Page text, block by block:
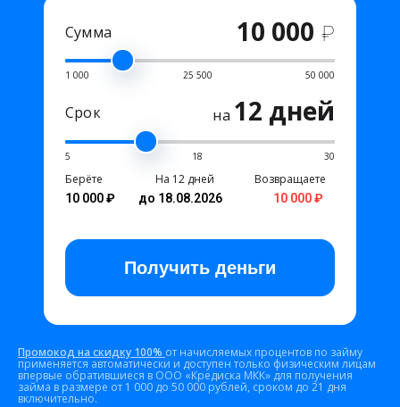
Сумма 10 000 ₽
1 000 25 500 50 000
Срок на 12 дней
5 18 30
Берёте
10 000 ₽
На 12 дней
до 18.08.2026
Возвращаете
10 000 ₽
Получить деньги
Промокод на скидку 100% от начисляемых процентов по займу
применяется автоматически и доступен только физическим лицам
впервые обратившиеся в ООО «Кредиска МКК» для получения
займа в размере от 1 000 до 50 000 рублей, сроком до 21 дня
включительно.